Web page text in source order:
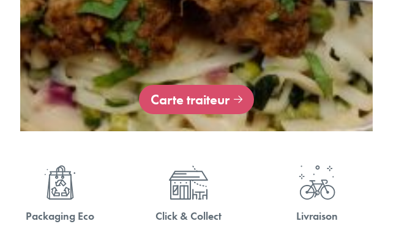
Carte traiteur
Packaging Eco Click & Collect Livraison